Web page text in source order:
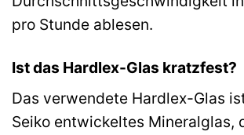
pro Stunde ablesen.
Ist das Hardlex-Glas kratzfest?
Das verwendete Hardlex-Glas
Seiko entwickeltes Mineralglas,